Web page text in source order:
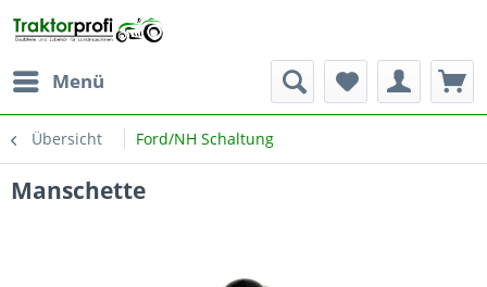
Menü
Übersicht Ford/NH Schaltung
Manschette